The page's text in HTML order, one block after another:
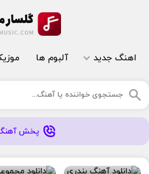
اهنگ جدید آلبوم ها
پخش